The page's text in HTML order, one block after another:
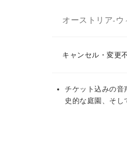
オーストリア- ウ
キャンセル・変更
チケット込みの音
史的な庭園、そし